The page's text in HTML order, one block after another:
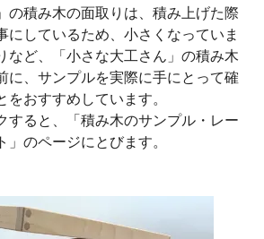
の積み木の面取りは、積み上げた際
にしているため、小さくなっていま
など、「小さな大工さん」の積み木
に、サンプルを実際に手にとって確
をおすすめしています。
すると、「積み木のサンプル・レー
」のページにとびます。